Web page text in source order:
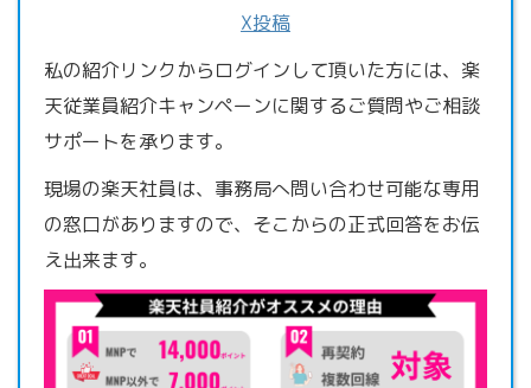
X投稿
私の紹介リンクからログインして頂いた方には、楽
天従業員紹介キャンペーンに関するご質問やご相談
サポートを承ります。
現場の楽天社員は、事務局へ問い合わせ可能な専用
の窓口がありますので、そこからの正式回答をお伝
え出来ます。